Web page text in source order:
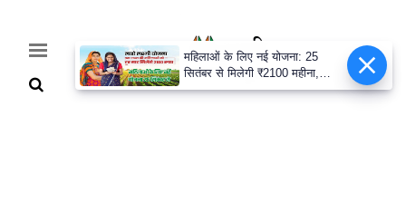
महिलाओं के लिए नई योजना: 25
सितंबर से मिलेगी ₹2100 महीना,
जानिए पूरी डिटेल